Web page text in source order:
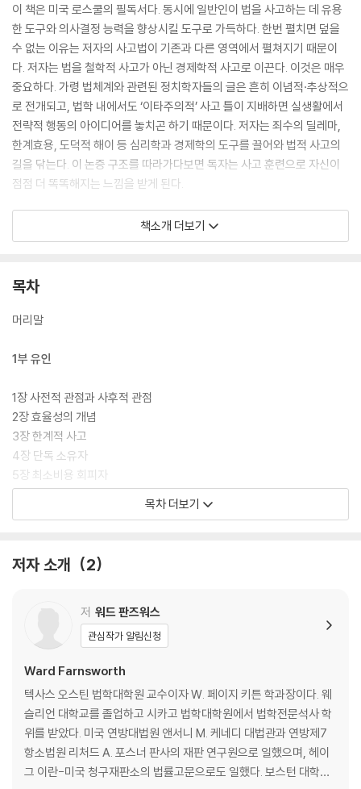
이 책은 미국 로스쿨의 필독서다. 동시에 일반인이 법을 사고하는 데 유용
한 도구와 의사결정 능력을 향상시킬 도구로 가득하다. 한번 펼치면 덮을
수 없는 이유는 저자의 사고법이 기존과 다른 영역에서 펼쳐지기 때문이
다. 저자는 법을 철학적 사고가 아닌 경제학적 사고로 이끈다. 이것은 매우
중요하다. 가령 법체계와 관련된 정치학자들의 글은 흔히 이념적·추상적으
로 전개되고, 법학 내에서도 ‘이타주의적’ 사고 틀이 지배하면 실생활에서
전략적 행동의 아이디어를 놓치곤 하기 때문이다. 저자는 죄수의 딜레마,
한계효용, 도덕적 해이 등 심리학과 경제학의 도구를 끌어와 법적 사고의
길을 닦는다. 이 논증 구조를 따라가다보면 독자는 사고 훈련으로 자신이
점점 더 똑똑해지는 느낌을 받게 된다.
이 책은 5부로 구성되어 있다. 1부는 유인에 관한 이야기로, 법적 판결이
나중에 사람들의 선택에 어떤 영향을 끼치는지 살펴본다. 2부에서는 신뢰,
러 주제를 살펴보며 법원이 어떻게 판결을 내릴지 사고하기 위한 몇 가지
는 인지심리학에 관한 내용으로 인간이 비합리적으로 행동할 수 있는 방식
증명의 문제를 살펴보는 방식들에 대해 다루었다. 앞의 주제는 연결되는
이다.
이 책은 어떤 식으로든 ‘낭비’하지 않는 비용 절감식 사고와 사회 시스템,
그리고 여기서 발견되는 윤리적 감각을 추구한다. 다시 말해 저자는 모든
사건, 사고, 상황에서 비용의 최소화와 부의 극대화를 추구한다. (오해를
방지하기 위해 말하자면, 이것은 흔히 생각하는 경제적 합리주의와는 다르
다. 왜냐하면 저자는 경제적 합리주의 아래에서 정의와 자비 같은 도덕적
의 바탕에 흐르는 기조다.) 법을 경제학의 언어와 결합시키면 분석적 측면
짧은 장으로 써서 백과사전처럼 책을 구성했는데, 이런 효율성은 글쓰기
방식과 문체에서도 곧 드러난다. 31장으로 구성된 매 장마다 최대한 다면
적인 사고 속에서도 명쾌한 결론이 도출된다. 그러면서도 그 언어는 매우
아름답다. 소크라테스 대화법의 논증이나 고대 영어 수사학 연구에 있어
전문가인 저자의 언어는 지적인 질문으로 책의 질적 두께감을 더해간다.
이 책은 죄수의 딜레마와 같은 게임 이론, 낭비의 최소화 및 효율성과 같은
린 경영, 사후확증 편향과 같은 심리학의 원리, 미끄러운 경사길과 같은 법
학의 아이디어를 종합해 현실에서 우리 사고가 가능한 기술들을 총동원한
책소개 더보기
목차
머리말
1부 유인
1장 사전적 관점과 사후적 관점
2장 효율성의 개념
3장 한계적 사고
4장 단독 소유자
5장 최소비용 회피자
6장 행정 비용
2부 신뢰, 협력 그리고 복수의 행위자들을 위한 기타 문제들
9장 대리_에릭 포즈너 공저
10장 죄수의 딜레마
11장 공공재
12장 사슴 사냥
13장 치킨 게임
14장 폭포
15장 투표의 역설
16장 억제된 시장_솔 레브모어 공저
목차 더보기
저자 소개 2
저 워드 판즈워스
관심작가 알림신청
Ward Farnsworth
텍사스 오스틴 법학대학원 교수이자 W. 페이지 키튼 학과장이다. 웨
슬리언 대학교를 졸업하고 시카고 법학대학원에서 법학전문석사 학
위를 받았다. 미국 연방대법원 앤서니 M. 케네디 대법관과 연방제7
항소법원 리처드 A. 포스너 판사의 재판 연구원으로 일했으며, 헤이
그 이란-미국 청구재판소의 법률고문으로도 일했다. 보스턴 대학교